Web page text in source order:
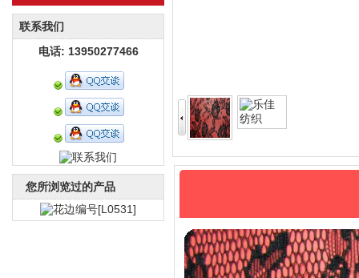
联系我们
电话: 13950277466
您所浏览过的产品